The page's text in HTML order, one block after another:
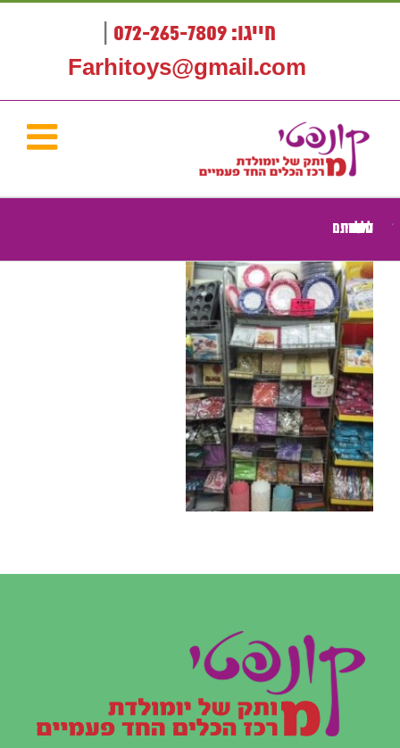
דלג
חייגו: 072-265-7809
Farhitoys@gmail.com
כלים חד פעמיים לימי הולדת